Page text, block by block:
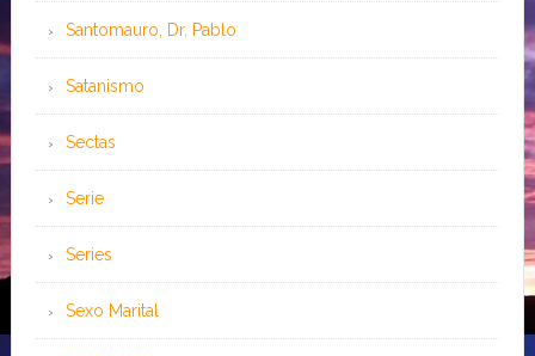
Santomauro, Dr. Pablo
Satanismo
Sectas
Serie
Series
Sexo Marital